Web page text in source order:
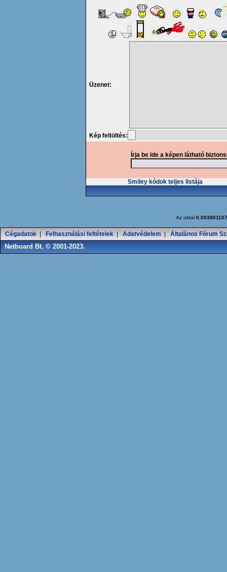
Üzenet:
Kép feltöltés:
Írja be ide a képen látható
Smiley kódok teljes listája
Az oldal
Cégadatok Felhasználási feltételek Adatvédelem Általános Fórum
Netboard Bt. © 2001-2023.